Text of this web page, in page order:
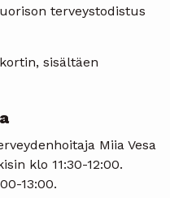
terveystodistus
sisältäen
Miia Vesa
klo 11:30-12:00.
13:00.